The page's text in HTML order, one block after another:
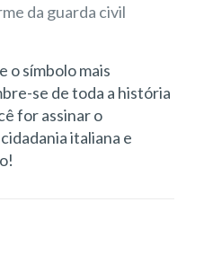
da guarda civil
o símbolo mais
se de toda a história
for assinar o
italiana e